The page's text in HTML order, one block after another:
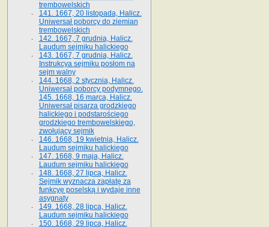
trembowelskich
141. 1667, 20 listopada, Halicz.
Uniwersał poborcy do ziemian
trembowelskich
142. 1667, 7 grudnia, Halicz.
Laudum sejmiku halickiego
143. 1667, 7 grudnia, Halicz.
Instrukcya sejmiku posłom na
sejm walny
144. 1668, 2 stycznia, Halicz.
Uniwersał poborcy podymnego.
145. 1668, 16 marca, Halicz.
Uniwersał pisarza grodzkiego
halickiego i podstarościego
grodzkiego trembowelskiego,
zwołujący sejmik
146. 1668, 19 kwietnia, Halicz.
Laudum sejmiku halickiego
147. 1668, 9 maja, Halicz.
Laudum sejmiku halickiego
148. 1668, 27 lipca, Halicz.
Sejmik wyznacza zapłatę za
funkcyę poselską i wydaje inne
asygnaty
149. 1668, 28 lipca, Halicz.
Laudum sejmiku halickiego
150. 1668, 29 lipca, Halicz.